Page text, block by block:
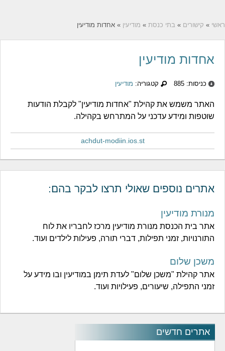
ראשי » קישורים » בתי כנסת » מודיעין » אחדות מודיעין
אתרים חדשים
אחדות מודיעין
כניסות: 885 קטגוריה: מודיעין
האתר משמש את קהילת "אחדות מודיעין" לקבלת הודעות
שוטפות ומידע עדכני על המתרחש בקהילה.
achdut-modiin.ios.st
אתרים נוספים שאולי תרצו לבקר בהם:
מנורת מודיעין
אתר בית הכנסת מנורת מודיעין מרכז לחבריו את לוח
התורנויות, זמני תפילות, דברי תורה, פעילות לילדים ועוד.
משכן שלום
אתר קהילת "משכן שלום" לעדת תימן במודיעין ובו מידע על
זמני התפילה, שיעורים, פעילויות ועוד.